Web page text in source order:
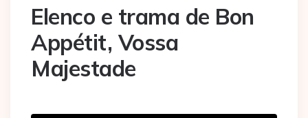
Elenco e trama de Bon
Appétit, Vossa
Majestade